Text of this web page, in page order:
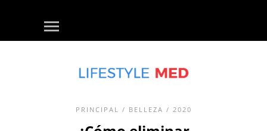
PRINCIPAL / BELLEZA / 2020